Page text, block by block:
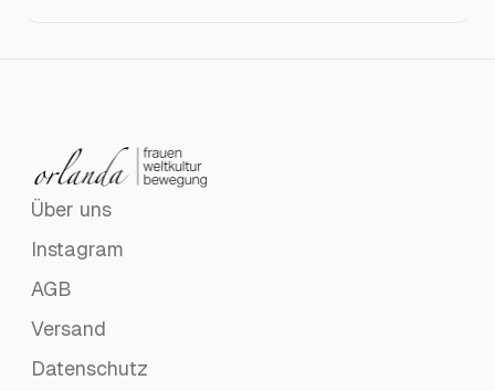
Über uns
Instagram
AGB
Versand
Datenschutz